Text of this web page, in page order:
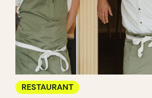
RESTAURANT